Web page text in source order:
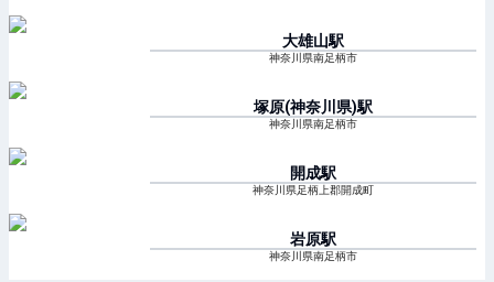
大雄山駅
神奈川県南足柄市
塚原(神奈川県)駅
神奈川県南足柄市
開成駅
神奈川県足柄上郡開成町
岩原駅
神奈川県南足柄市